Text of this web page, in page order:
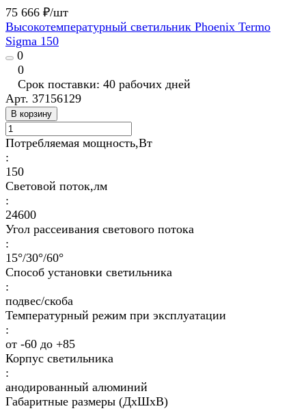
75 666 ₽/шт
Высокотемпературный светильник Phoenix Termo
Sigma 150
0
0
Срок поставки: 40 рабочих дней
Арт. 37156129
В корзину
Потребляемая мощность,Вт
:
150
Световой поток,лм
:
24600
Угол рассеивания светового потока
:
15°/30°/60°
Способ установки светильника
:
подвес/скоба
Температурный режим при эксплуатации
:
от -60 до +85
Корпус светильника
:
анодированный алюминий
Габаритные размеры (ДхШхВ)